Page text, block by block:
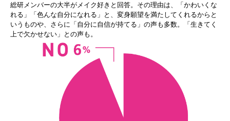
総研メンバーの大半がメイク好きと回答。その理由は、「かわいくな
れる」「色んな自分になれる」と、変身願望を満たしてくれるからと
いうものや、さらに「自分に自信が持てる」の声も多数。「生きてく
上で欠かせない」との声も。